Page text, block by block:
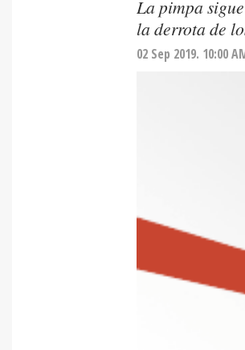
La pimpa
la derrota de
02 Sep 2019. 10:00